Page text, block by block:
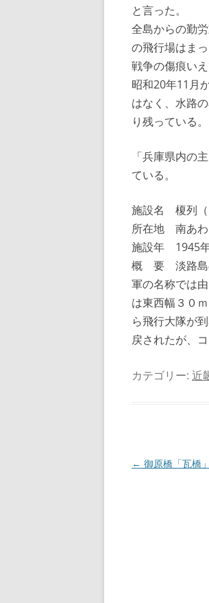
と言った。
全島からの勤
の飛行場はま
戦争の傷痕い
昭和20年11月
はなく、水路
り残っている
「兵庫県内の
ている。
施設名 榎列（
所在地 南あわ
施設年 1945
概 要 淡路島
軍の名称では
は東西幅３０
ら飛行大隊が
戻されたが、
カテゴリー: 近
投
← 御原橋「瓦